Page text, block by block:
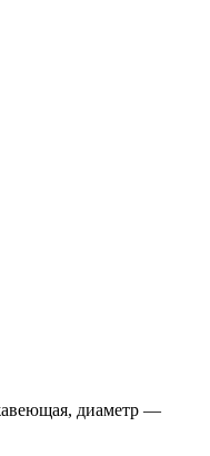
диаметр —